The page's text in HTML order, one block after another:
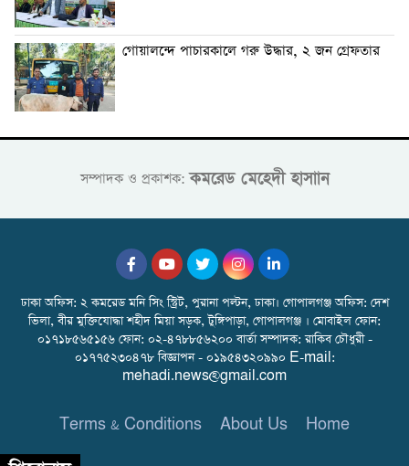
গোয়ালন্দে পাচারকালে গরু উদ্ধার, ২ জন গ্রেফতার
সম্পাদক ও প্রকাশক:কমরেড মেহেদী হাসাান
ঢাকা অফিস: ২ কমরেড মনি সিং স্ট্রিট, পুরানা পল্টন, ঢাকা। গোপালগঞ্জ অফিস: দেশ
ভিলা, বীর মুক্তিযোদ্ধা শহীদ মিয়া সড়ক, টুঙ্গিপাড়া, গোপালগঞ্জ । মোবাইল ফোন:
০১৭১৮৫৬৫১৫৬ ফোন: ০২-৪৭৮৮৫৬২০০ বার্তা সম্পাদক: রাকিব চৌধুরী -
০১৭৭৫২৩০৪৭৮ বিজ্ঞাপন - ০১৯৫৪৩২০৯৯০ E-mail:
mehadi.news@gmail.com
Terms & Conditions About Us Home